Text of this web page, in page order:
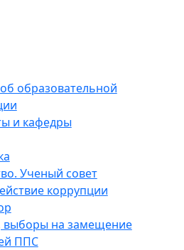
образовательной
и кафедры
Ученый совет
коррупции
выборы на замещение
ППС